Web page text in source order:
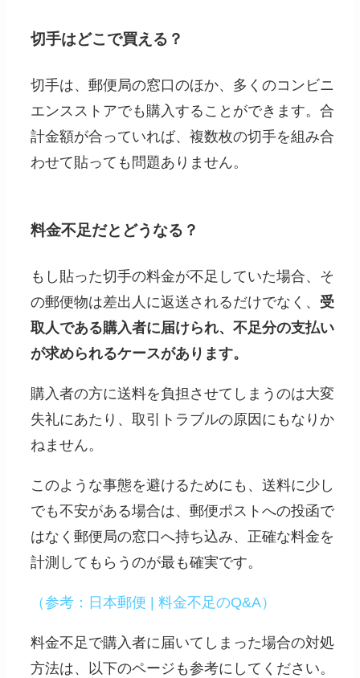
切手はどこで買える？
切手は、郵便局の窓口のほか、多くのコンビニ
エンスストアでも購入することができます。合
計金額が合っていれば、複数枚の切手を組み合
わせて貼っても問題ありません。
料金不足だとどうなる？
もし貼った切手の料金が不足していた場合、そ
の郵便物は差出人に返送されるだけでなく、 受
取人である購入者に届けられ、不足分の支払い
が求められるケースがあります。
購入者の方に送料を負担させてしまうのは大変
失礼にあたり、取引トラブルの原因にもなりか
ねません。
このような事態を避けるためにも、送料に少し
でも不安がある場合は、郵便ポストへの投函で
はなく郵便局の窓口へ持ち込み、正確な料金を
計測してもらうのが最も確実です。
（参考：日本郵便 | 料金不足のQ&A）
料金不足で購入者に届いてしまった場合の対処
方法は、以下のページも参考にしてください。